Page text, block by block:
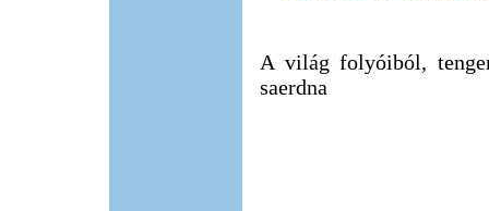
A világ folyóiból,
saerdna